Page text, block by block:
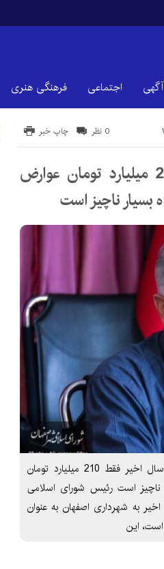
آگهی اجتماعی فرهنگی هنری
چاپ خبر 0 نظر
شهردار اصفهان در 3 سال اخیر فقط 210 میلیارد تومان عوارض
بسیار ناچیز است
ئیس شورای اسلامی شهر اصفهان: شهردار اصفهان در 3 سال اخیر فقط 210 میلیارد تومان
ناچیز است رئیس شورای اسلامی
به شهرداری اصفهان به عنوان